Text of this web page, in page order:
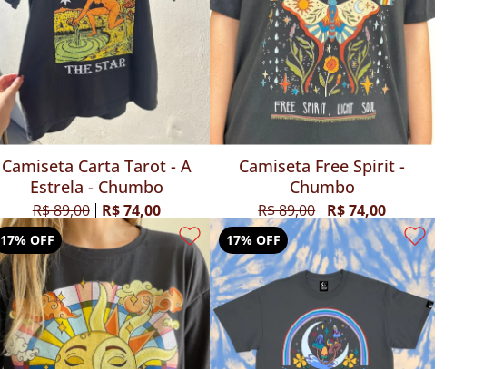
Camiseta Carta Tarot - A
Estrela - Chumbo
R$ 89,00 R$ 74,00
Camiseta Free Spirit -
Chumbo
R$ 89,00 R$ 74,00
17% OFF 17% OFF